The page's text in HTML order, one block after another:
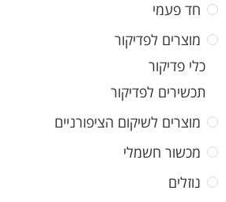
חד פעמי
מוצרים לפדיקור
כלי פדיקור
תכשירים לפדיקור
מוצרים לשיקום הציפורניים
מכשור חשמלי
נוזלים